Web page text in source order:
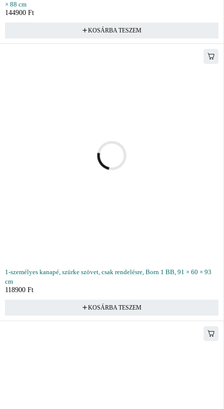
× 88 cm
144900 Ft
KOSÁRBA TESZEM
1-személyes kanapé, szürke szövet, csak rendelésre, Born 1 BB, 91 × 60 × 93
cm
118900 Ft
KOSÁRBA TESZEM